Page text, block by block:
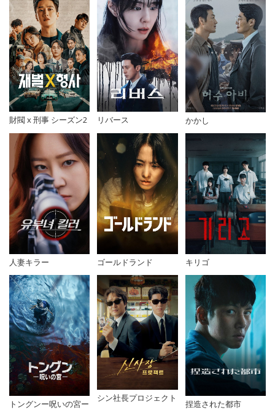
財閥 x 刑事 シーズン2 リバース かかし
人妻キラー ゴールドランド キリゴ
トングンー呪いの宮ー
シン社長プロジェクト
捏造された都市